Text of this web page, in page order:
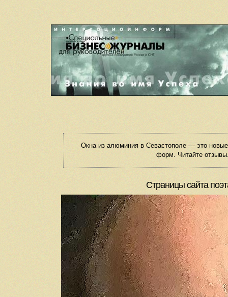
Окна из алюминия в Севастополе — это
форм. Читайте
Страницы сайта